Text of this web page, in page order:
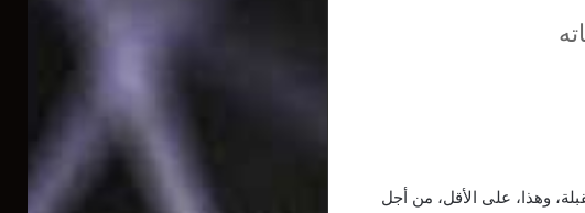
وهذا، على الأقل، من أجل